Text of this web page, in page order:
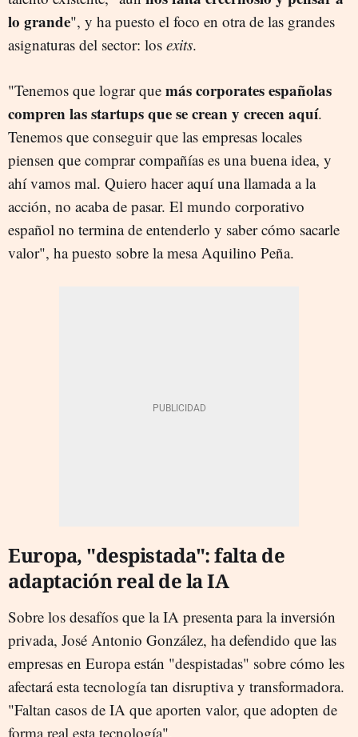
lo grande", y ha puesto el foco en otra de las grandes
asignaturas del sector: los exits.
"Tenemos que lograr que más corporates españolas
compren las startups que se crean y crecen aquí.
Tenemos que conseguir que las empresas locales
piensen que comprar compañías es una buena idea, y
ahí vamos mal. Quiero hacer aquí una llamada a la
acción, no acaba de pasar. El mundo corporativo
español no termina de entenderlo y saber cómo sacarle
valor", ha puesto sobre la mesa Aquilino Peña.
Europa, "despistada": falta de
adaptación real de la IA
Sobre los desafíos que la IA presenta para la inversión
privada, José Antonio González, ha defendido que las
empresas en Europa están "despistadas" sobre cómo les
afectará esta tecnología tan disruptiva y transformadora.
"Faltan casos de IA que aporten valor, que adopten de
forma real esta tecnología".